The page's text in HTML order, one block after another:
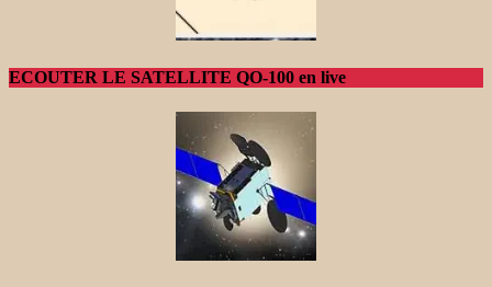
ECOUTER LE SATELLITE QO-100 en live